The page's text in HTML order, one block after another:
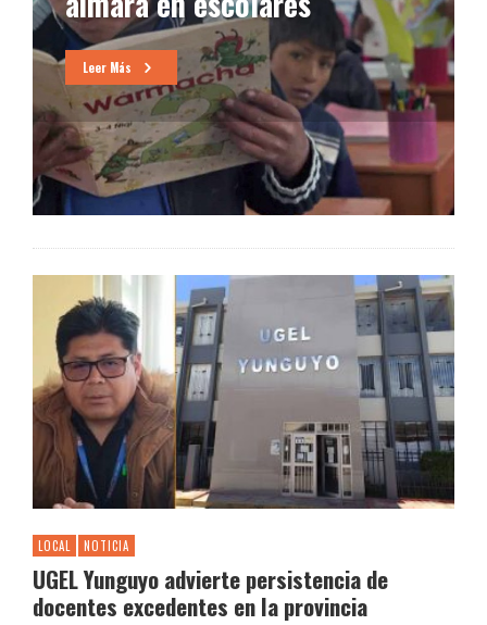
Leer Más
LOCAL NOTICIA
UGEL Yunguyo advierte persistencia de
docentes excedentes en la provincia